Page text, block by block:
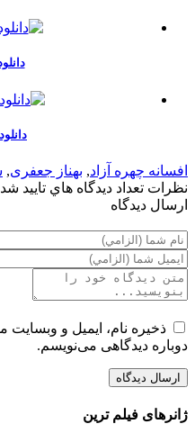
افسانه چهره آزاد, بهناز جعفری,
نظرات تعداد ديدگاه هاي تاييد
ارسال ديدگاه
ذخیره نام، ایمیل و
دوباره دیدگاهی می‌نویسم.
ژانرهای فیلم ترین